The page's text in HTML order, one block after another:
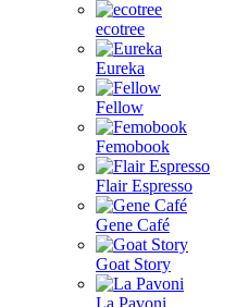
ecotree
Eureka
Fellow
Femobook
Flair Espresso
Gene Café
Goat Story
La Pavoni